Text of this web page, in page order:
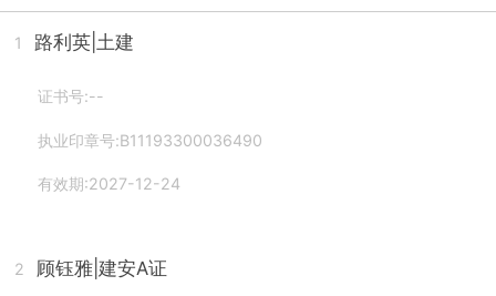
1 路利英 |土建
证书号:--
执业印章号:B11193300036490
有效期:2027-12-24
2 顾钰雅 |建安A证